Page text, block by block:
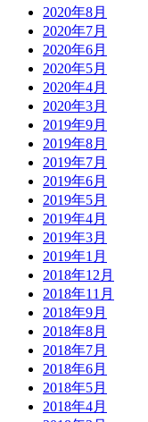
2020年8月
2020年7月
2020年6月
2020年5月
2020年4月
2020年3月
2019年9月
2019年8月
2019年7月
2019年6月
2019年5月
2019年4月
2019年3月
2019年1月
2018年12月
2018年11月
2018年9月
2018年8月
2018年7月
2018年6月
2018年5月
2018年4月